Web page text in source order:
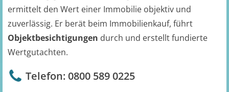
ermittelt den Wert einer Immobilie objektiv und
zuverlässig. Er berät beim Immobilienkauf, führt
Objektbesichtigungen durch und erstellt fundierte
Wertgutachten.
Telefon: 0800 589 0225